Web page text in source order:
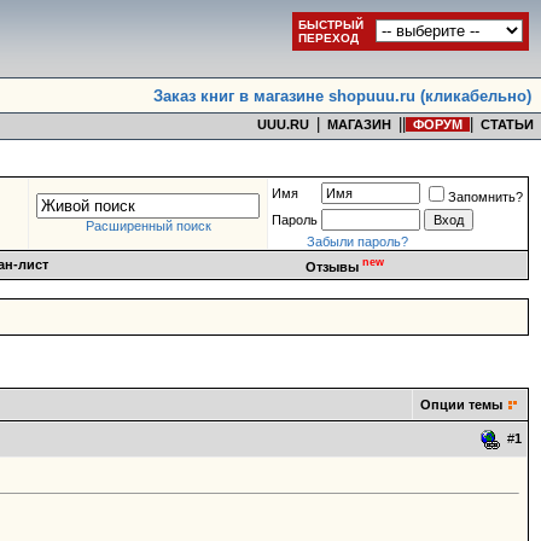
БЫСТРЫЙ
ПЕРЕХОД
Заказ книг в магазине shopuuu.ru (кликабельно)
UUU.RU МАГАЗИН ФОРУМ СТАТЬИ
Расширенный поиск
Имя
Запомнить?
Пароль
Забыли пароль?
лист
Отзывы new
Опции темы
#1